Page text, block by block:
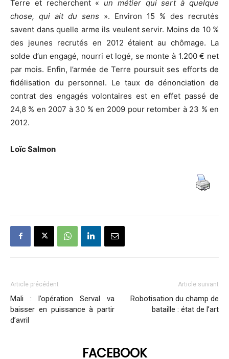
Terre et recherchent « un métier qui sert à quelque
chose, qui ait du sens ». Environ 15 % des recrutés
savent dans quelle arme ils veulent servir. Moins de 10 %
des jeunes recrutés en 2012 étaient au chômage. La
solde d’un engagé, nourri et logé, se monte à 1.200 € net
par mois. Enfin, l’armée de Terre poursuit ses efforts de
fidélisation du personnel. Le taux de dénonciation de
contrat des engagés volontaires est en effet passé de
24,8 % en 2007 à 30 % en 2009 pour retomber à 23 % en
2012.
Loïc Salmon
Article précédent
Mali : l’opération Serval va
baisser en puissance à partir
d’avril
Article suivant
Robotisation du champ de
bataille : état de l’art
FACEBOOK